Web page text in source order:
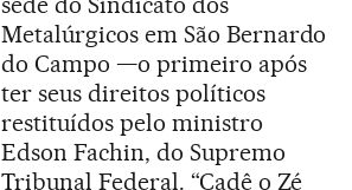
Metalúrgicos em São Bernardo
do Campo —o primeiro após
ter seus direitos políticos
restituídos pelo ministro
Edson Fachin, do Supremo
Tribunal Federal. “Cadê o Zé